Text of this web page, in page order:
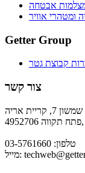
ומטהרי אוויר
Getter Group
קבוצת גטר
צור קשר
7, קריית אריה
טלפון: 03-5761660
מייל: